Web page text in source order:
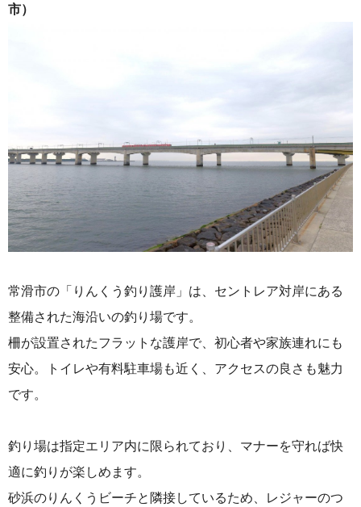
市）
常滑市の「りんくう釣り護岸」は、セントレア対岸にある
整備された海沿いの釣り場です。
柵が設置されたフラットな護岸で、初心者や家族連れにも
安心。トイレや有料駐車場も近く、アクセスの良さも魅力
です。
釣り場は指定エリア内に限られており、マナーを守れば快
適に釣りが楽しめます。
砂浜のりんくうビーチと隣接しているため、レジャーのつ